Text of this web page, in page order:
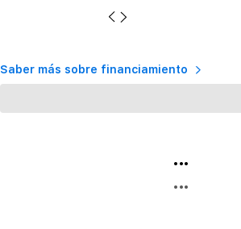
Saber más sobre financiamiento
...
...